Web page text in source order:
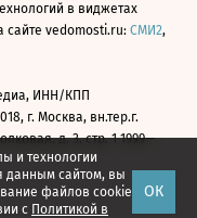
и технологии
данным сайтом, вы
файлов cookie
с Политикой в
ОК
в виджетах
vedomosti.ru: СМИ2,
ИНН/КПП
г. Москва, вн.тер.г.
д. 3, стр. 1 1999—